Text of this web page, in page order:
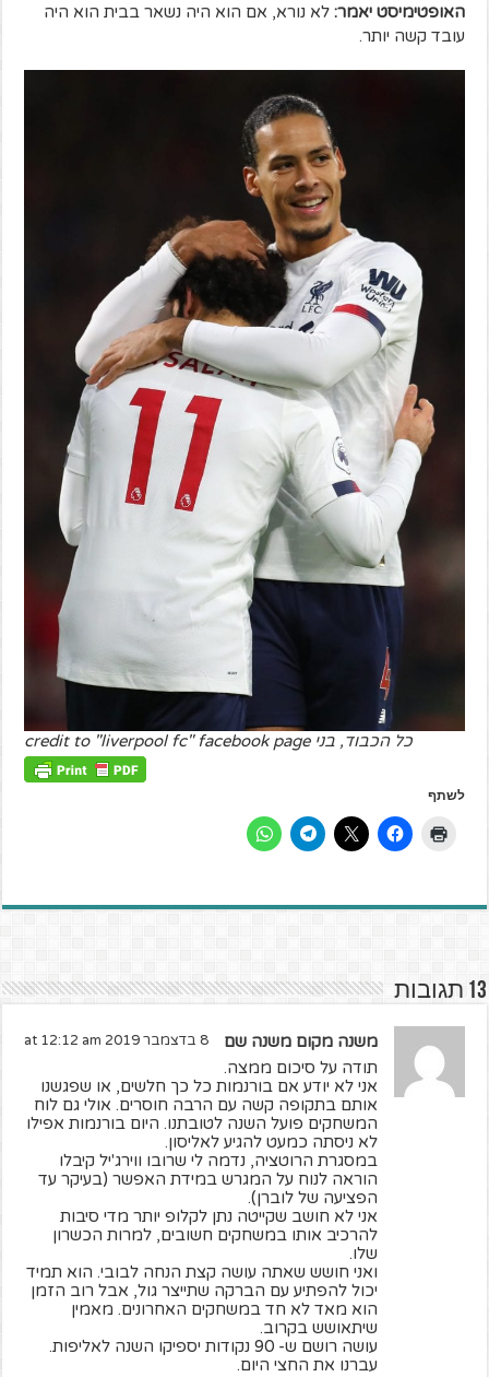
האופטימיסט יאמר: לא נורא, אם הוא היה נשאר בבית הוא היה
עובד קשה יותר.
כל הכבוד, בני credit to "liverpool fc" facebook page
לשתף
13 תגובות
משנה מקום משנה שם 8 בדצמבר 2019 at 12:12 am
תודה על סיכום ממצה.
אני לא יודע אם בורנמות כל כך חלשים, או שפגשנו
אותם בתקופה קשה עם הרבה חוסרים. אולי גם לוח
המשחקים פועל השנה לטובתנו. היום בורנמות אפילו
לא ניסתה כמעט להגיע לאליסון.
במסגרת הרוטציה, נדמה לי שרובו ווירג'יל קיבלו
הוראה לנוח על המגרש במידת האפשר (בעיקר עד
הפציעה של לוברן).
אני לא חושב שקייטה נתן לקלופ יותר מדי סיבות
להרכיב אותו במשחקים חשובים, למרות הכשרון
שלו.
ואני חושש שאתה עושה קצת הנחה לבובי. הוא תמיד
יכול להפתיע עם הברקה שתייצר גול, אבל רוב הזמן
הוא מאד לא חד במשחקים האחרונים. מאמין
שיתאושש בקרוב.
עושה רושם ש- 90 נקודות יספיקו השנה לאליפות.
עברנו את החצי היום.